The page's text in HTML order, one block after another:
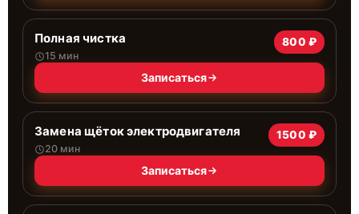
Полная чистка
15 мин
800 ₽
Записаться
Замена щёток электродвигателя
20 мин
1500 ₽
Записаться